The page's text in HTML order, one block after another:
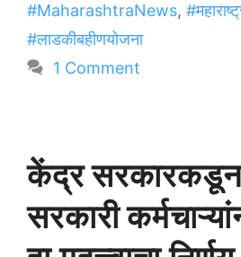
#MaharashtraNews,
#लाडकीबहीणयोजना
1 Comment
केंद्र सरकारकडून
सरकारी